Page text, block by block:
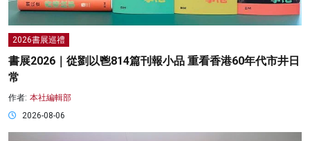
2026書展巡禮
書展2026｜從劉以鬯814篇刊報小品 重看香港60年代市井日
常
作者: 本社編輯部
2026-08-06